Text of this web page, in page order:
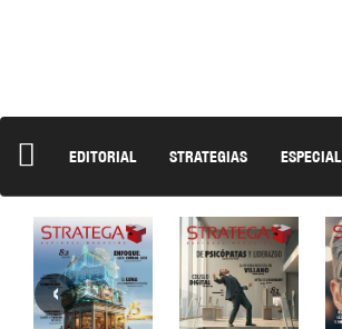
EDITORIAL STRATEGIAS ESPECIAL
‹